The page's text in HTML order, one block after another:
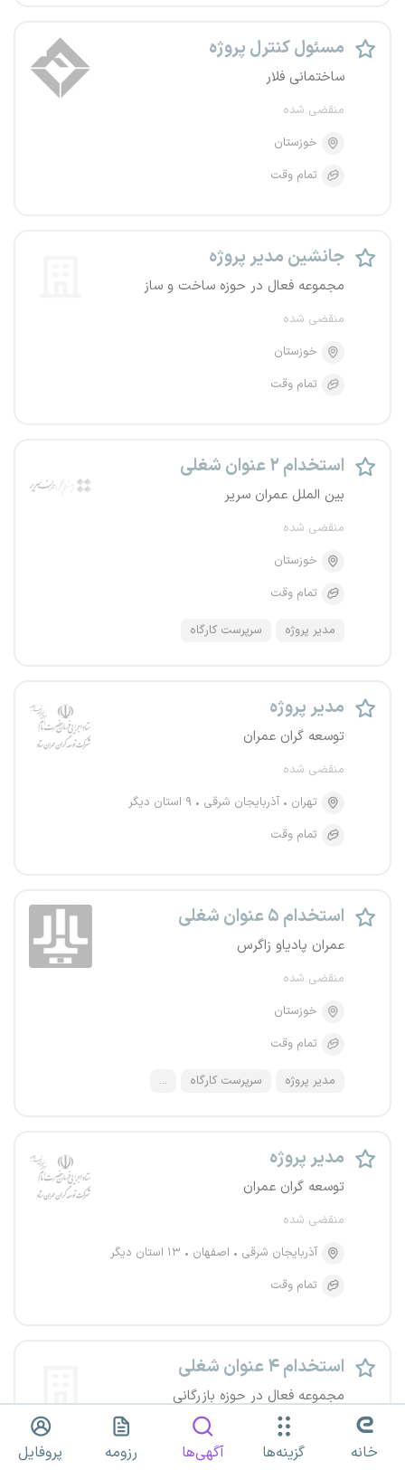
مسئول کنترل پروژه
ساختمانی فلار
منقضی شده
خوزستان
تمام وقت
جانشین مدیر پروژه
مجموعه فعال در حوزه ساخت و ساز
منقضی شده
خوزستان
تمام وقت
استخدام ۲ عنوان شغلی
بین الملل عمران سریر
منقضی شده
خوزستان
تمام وقت
مدیر پروژه سرپرست کارگاه
مدیر پروژه
توسعه گران عمران
منقضی شده
تهران
آذربایجان شرقی
۹ استان دیگر
تمام وقت
استخدام ۵ عنوان شغلی
عمران پادیاو زاگرس
منقضی شده
خوزستان
تمام وقت
مدیر پروژه سرپرست کارگاه ...
مدیر پروژه
توسعه گران عمران
منقضی شده
آذربایجان شرقی
اصفهان
۱۳ استان دیگر
تمام وقت
استخدام ۴ عنوان شغلی
مجموعه فعال در حوزه بازرگانی
منقضی شده
خوزستان
خانه گزینه‌ها آگهی‌ها رزومه پروفایل